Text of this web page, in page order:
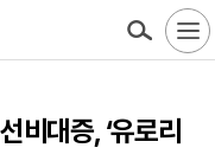
비대증, ‘유로리